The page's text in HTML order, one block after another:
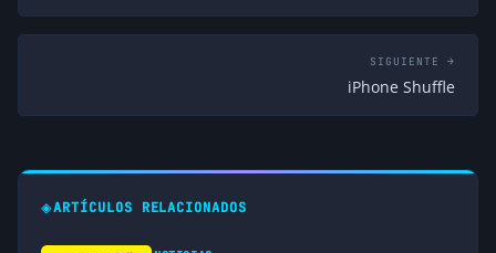
SIGUIENTE →
iPhone Shuffle
◈ARTÍCULOS RELACIONADOS